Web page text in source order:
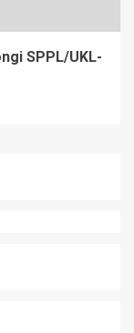
SPPL/UKL-